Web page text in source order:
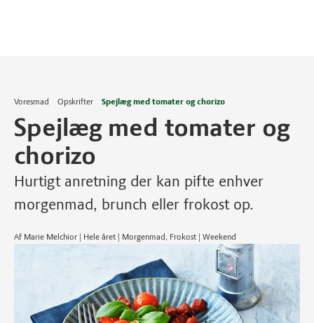
Voresmad Opskrifter Spejlæg med tomater og chorizo
Spejlæg med tomater og
chorizo
Hurtigt anretning der kan pifte enhver
morgenmad, brunch eller frokost op.
Af Marie Melchior | Hele året | Morgenmad, Frokost | Weekend